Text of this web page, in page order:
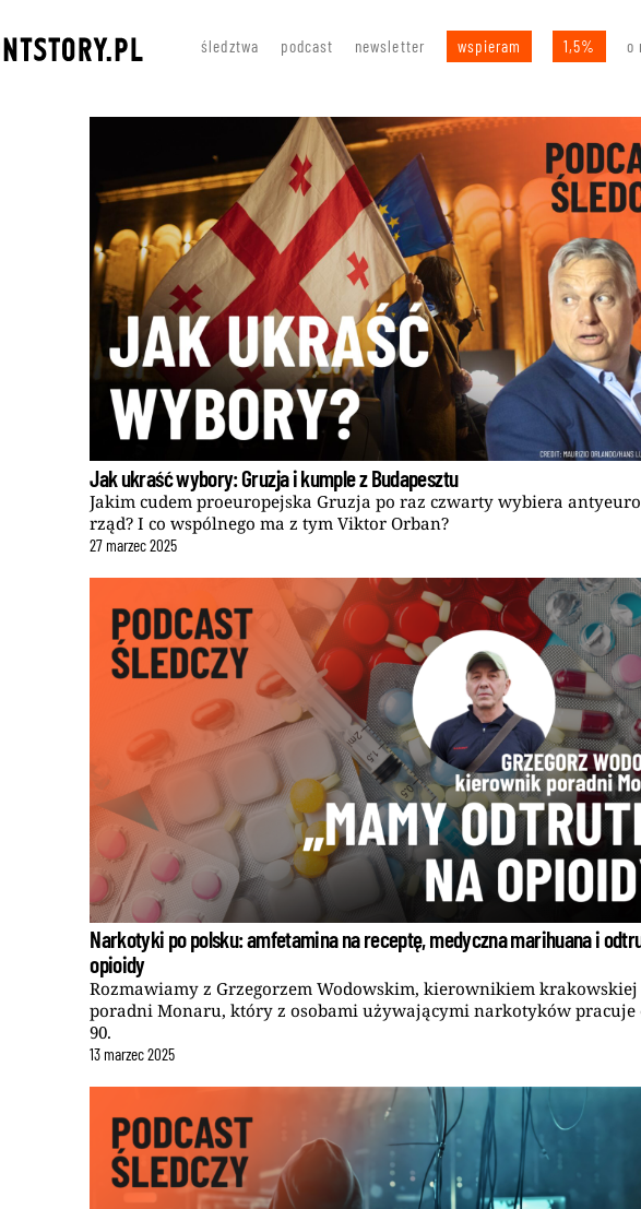
śledztwa podcast newsletter wspieram 1,5% o
Jak ukraść wybory: Gruzja i kumple z Budapesztu
Jakim cudem proeuropejska Gruzja po raz czwarty wybiera
rząd? I co wspólnego ma z tym Viktor Orban?
27 marzec2025
Narkotyki po polsku: amfetamina na receptę, medyczna marihuana i
opioidy
Rozmawiamy z Grzegorzem Wodowskim, kierownikiem krakowskiej
poradni Monaru, który z osobami używającymi narkotyków pracuje
90.
13 marzec2025